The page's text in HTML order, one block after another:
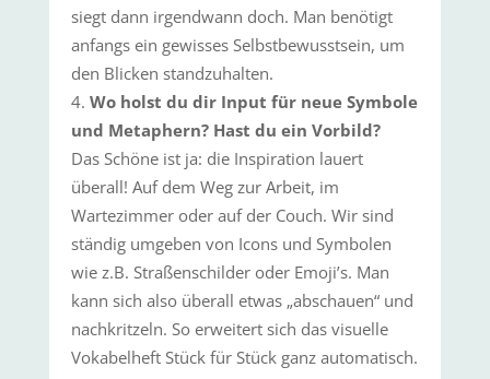
siegt dann irgendwann doch. Man benötigt
anfangs ein gewisses Selbstbewusstsein, um
den Blicken standzuhalten.
Wo holst du dir Input für neue Symbole
und Metaphern? Hast du ein Vorbild?
Das Schöne ist ja: die Inspiration lauert
überall! Auf dem Weg zur Arbeit, im
Wartezimmer oder auf der Couch. Wir sind
ständig umgeben von Icons und Symbolen
wie z.B. Straßenschilder oder Emoji’s. Man
kann sich also überall etwas „abschauen“ und
nachkritzeln. So erweitert sich das visuelle
Vokabelheft Stück für Stück ganz automatisch.